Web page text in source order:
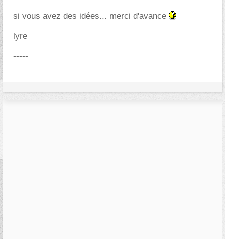
si vous avez des idées... merci d'avance
lyre
-----